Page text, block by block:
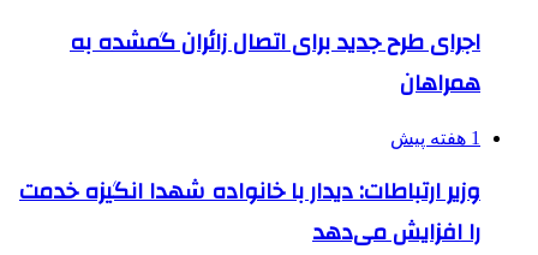
اجرای طرح جدید برای اتصال زائران گمشده به
همراهان
1 هفته پیش
وزیر ارتباطات: دیدار با خانواده شهدا انگیزه خدمت
را افزایش می‌دهد